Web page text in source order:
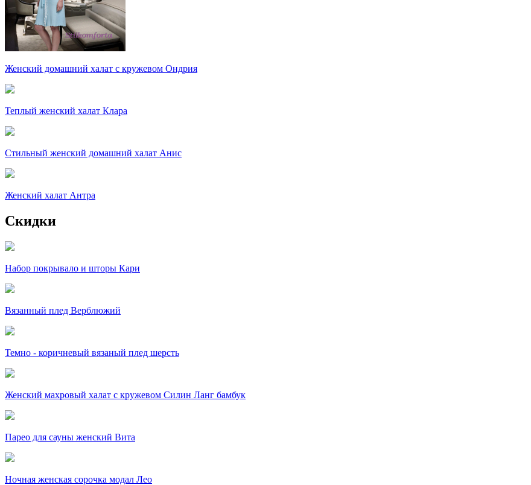
Женский домашний халат с кружевом Ондрия
Теплый женский халат Клара
Стильный женский домашний халат Анис
Женский халат Антра
Скидки
Набор покрывало и шторы Кари
Вязанный плед Верблюжий
Темно - коричневый вязаный плед шерсть
Женский махровый халат с кружевом Силин Ланг бамбук
Парео для сауны женский Вита
Ночная женская сорочка модал Лео